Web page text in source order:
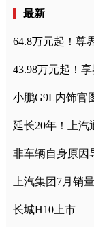
最新
64.8万元起！尊
43.98万元起！
小鹏G9L内饰官
延长20年！上汽
非车辆自身原因
上汽集团7月销量
长城H10上市